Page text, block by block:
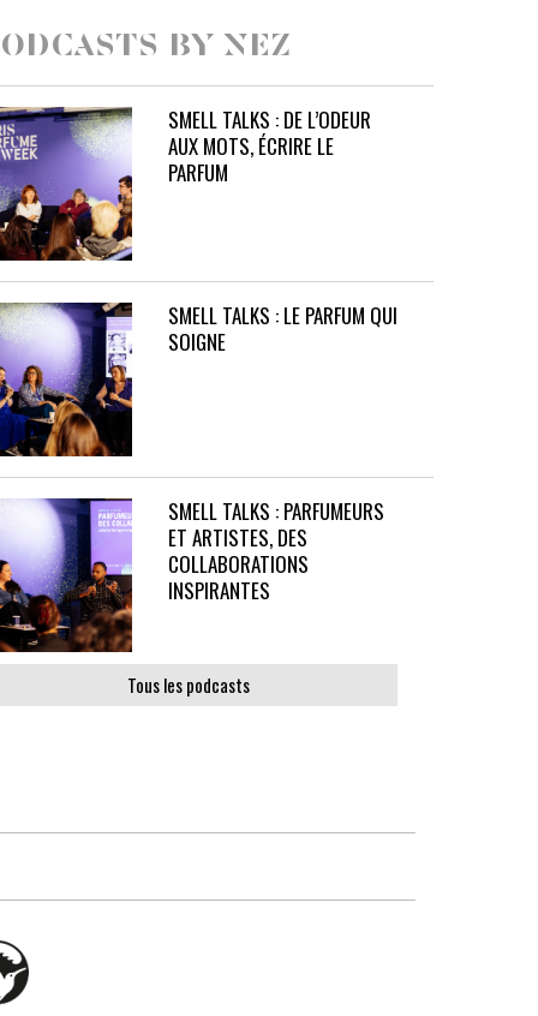
BY NEZ
SMELL TALKS : DE L’ODEUR
AUX MOTS, ÉCRIRE LE
PARFUM
SMELL TALKS : LE PARFUM QUI
SOIGNE
SMELL TALKS : PARFUMEURS
ET ARTISTES, DES
COLLABORATIONS
INSPIRANTES
Tous les podcasts